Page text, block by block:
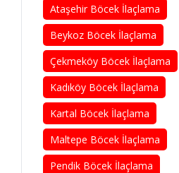
Ataşehir Böcek İlaçlama
Beykoz Böcek İlaçlama
Çekmeköy Böcek İlaçlama
Kadıköy Böcek İlaçlama
Kartal Böcek İlaçlama
Maltepe Böcek İlaçlama
Pendik Böcek İlaçlama